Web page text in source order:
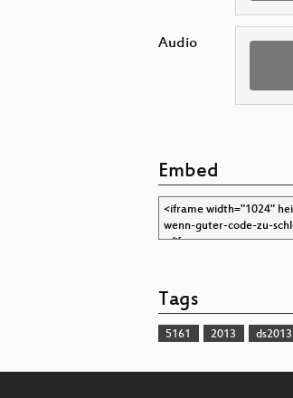
Audio
Embed
Tags
5161 2013 ds2013